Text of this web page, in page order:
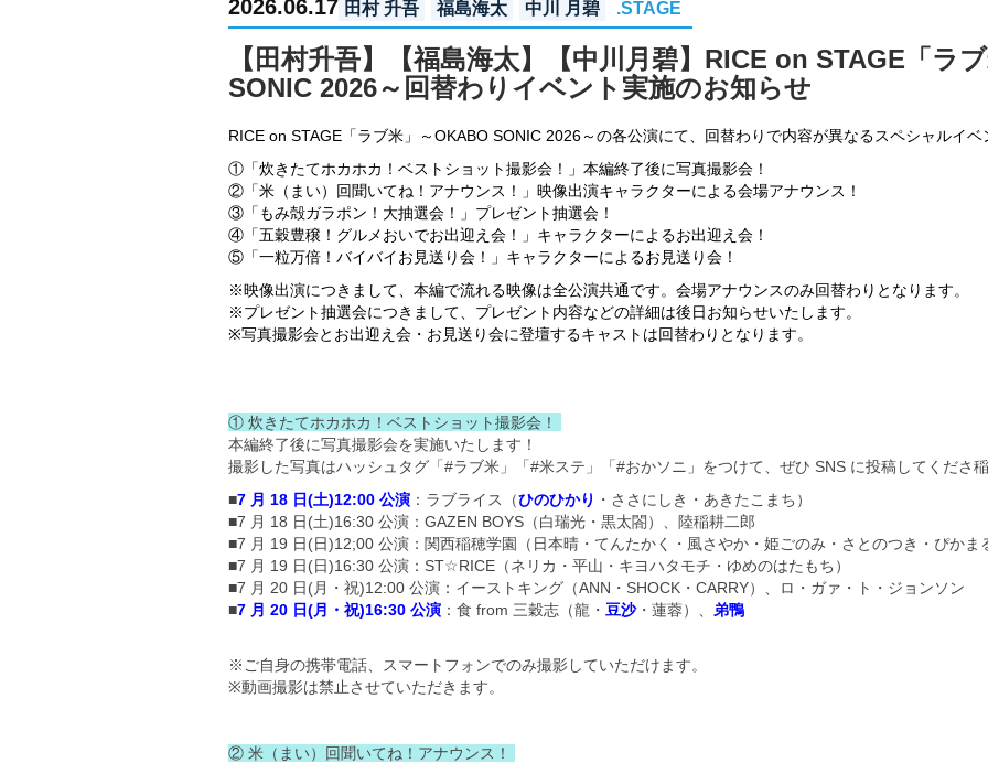
2026.06.17 田村 升吾 福島海太 中川 月碧 .STAGE
【田村升吾】【福島海太】【中川月碧】RICE on STAGE「ラ
SONIC 2026～回替わりイベント実施のお知らせ
RICE on STAGE「ラブ米」～OKABO SONIC 2026～の各公演にて、回替わりで内容が異なるスペシャルイ
①「炊きたてホカホカ！ベストショット撮影会！」本編終了後に写真撮影会！
②「米（まい）回聞いてね！アナウンス！」映像出演キャラクターによる会場アナウンス！
③「もみ殻ガラポン！大抽選会！」プレゼント抽選会！
④「五穀豊穣！グルメおいでお出迎え会！」キャラクターによるお出迎え会！
⑤「一粒万倍！バイバイお見送り会！」キャラクターによるお見送り会！
※映像出演につきまして、本編で流れる映像は全公演共通です。会場アナウンスのみ回替わりとなります。
※プレゼント抽選会につきまして、プレゼント内容などの詳細は後日お知らせいたします。
※写真撮影会とお出迎え会・お見送り会に登壇するキャストは回替わりとなります。
① 炊きたてホカホカ！ベストショット撮影会！
本編終了後に写真撮影会を実施いたします！
撮影した写真はハッシュタグ「#ラブ米」「#米ステ」「#おかソニ」をつけて、ぜひ SNS に投稿してくださ
■7 月 18 日(土)12:00 公演 ：ラブライス（ひのひかり ・ささにしき・あきたこまち）
■7 月 18 日(土)16:30 公演：GAZEN BOYS（白瑞光・黒太閤）、陸稲耕二郎
■7 月 19 日(日)12;00 公演：関西稲穂学園（日本晴・てんたかく・風さやか・姫ごのみ・さとのつき・ぴかま
■7 月 19 日(日)16:30 公演：ST☆RICE（ネリカ・平山・キヨハタモチ・ゆめのはたもち）
■7 月 20 日(月・祝)12:00 公演：イーストキング（ANN・SHOCK・CARRY）、ロ・ガァ・ト・ジョンソン
■7 月 20 日(月・祝)16:30 公演 ：食 from 三穀志（龍・ 豆沙・蓮蓉）、 弟鴨
※ご自身の携帯電話、スマートフォンでのみ撮影していただけます。
※動画撮影は禁止させていただきます。
② 米（まい）回聞いてね！アナウンス！